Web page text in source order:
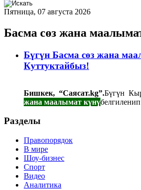
Пятница, 07 августа 2026
Басма сөз жана
Бүгүн Басма сөз жана
Куттуктайбыз!
Бишкек, “Саясат.kg”.Бүгүн
жана маалымат күнү
Разделы
Правопорядок
В мире
Шоу-бизнес
Спорт
Видео
Аналитика